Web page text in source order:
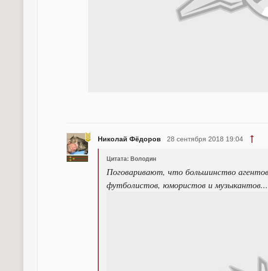
Николай Фёдоров 28 сентября 2018 19:04
Цитата: Володин
Поговаривают, что большинство
футболистов, юмористов и музыкантов...